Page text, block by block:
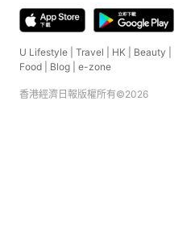
U Lifestyle Travel HK Beauty
Food
Blog e-zone
香港經濟日報版權所有©2026